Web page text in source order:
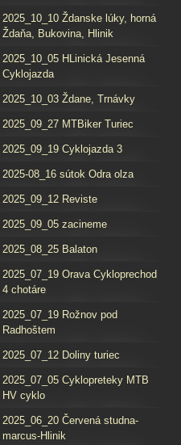
2025_10_10 Ždanske lúky, horná
Ždaňa, Bukovina, Hlinik
2025_10_05 HLinická Jesenná
Cyklojazda
2025_10_03 Ždane, Trnávky
2025_09_27 MTBiker Turiec
2025_09_19 Cyklojazda 3
2025-08_16 sútok Odra olza
2025_09_12 Reviste
2025_09_05 zacineme
2025_08_25 Balaton
2025_07_19 Orava Cykloprechod
4 chotáre
2025_07_19 Rožnov pod
Radhoštem
2025_07_12 Doliny turiec
2025_07_05 Cyklopreteky MTB
HV cyklo
2025_06_20 Červená studna-
marcus-Hlinik